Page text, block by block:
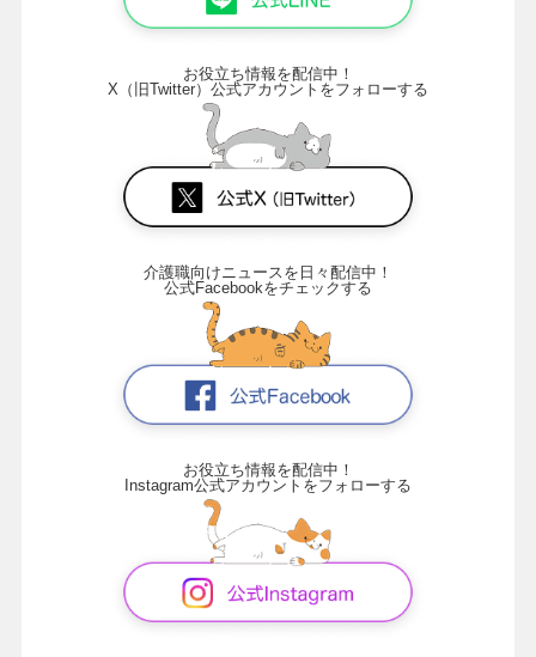
お役立ち情報を配信中！
X（旧Twitter）公式アカウントをフォローする
介護職向けニュースを日々配信中！
公式Facebookをチェックする
お役立ち情報を配信中！
Instagram公式アカウントをフォローする